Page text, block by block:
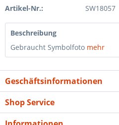
Artikel-Nr.: SW18057
Beschreibung
Gebraucht Symbolfoto mehr
Geschäftsinformationen
Shop Service